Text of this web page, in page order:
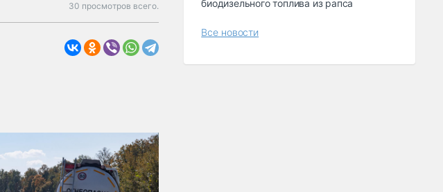
30 просмотров всего.
биодизельного топлива из рапса
Все новости